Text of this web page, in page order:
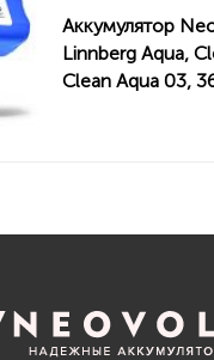
Аккумулятор
Linnberg Aqua,
Сlean Aqua 03,